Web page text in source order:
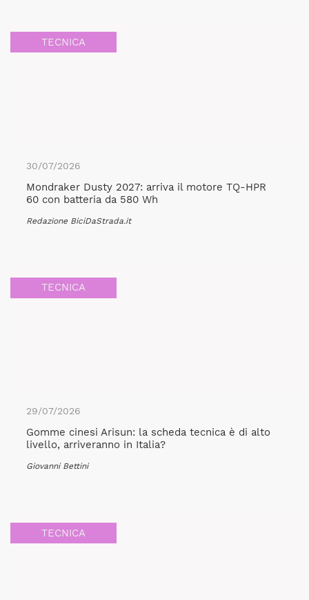
TECNICA
30/07/2026
Mondraker Dusty 2027: arriva il motore TQ-HPR
60 con batteria da 580 Wh
Redazione BiciDaStrada.it
TECNICA
29/07/2026
Gomme cinesi Arisun: la scheda tecnica è di alto
livello, arriveranno in Italia?
Giovanni Bettini
TECNICA